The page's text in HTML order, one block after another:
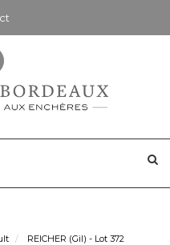
REICHER (Gil) - Lot 372